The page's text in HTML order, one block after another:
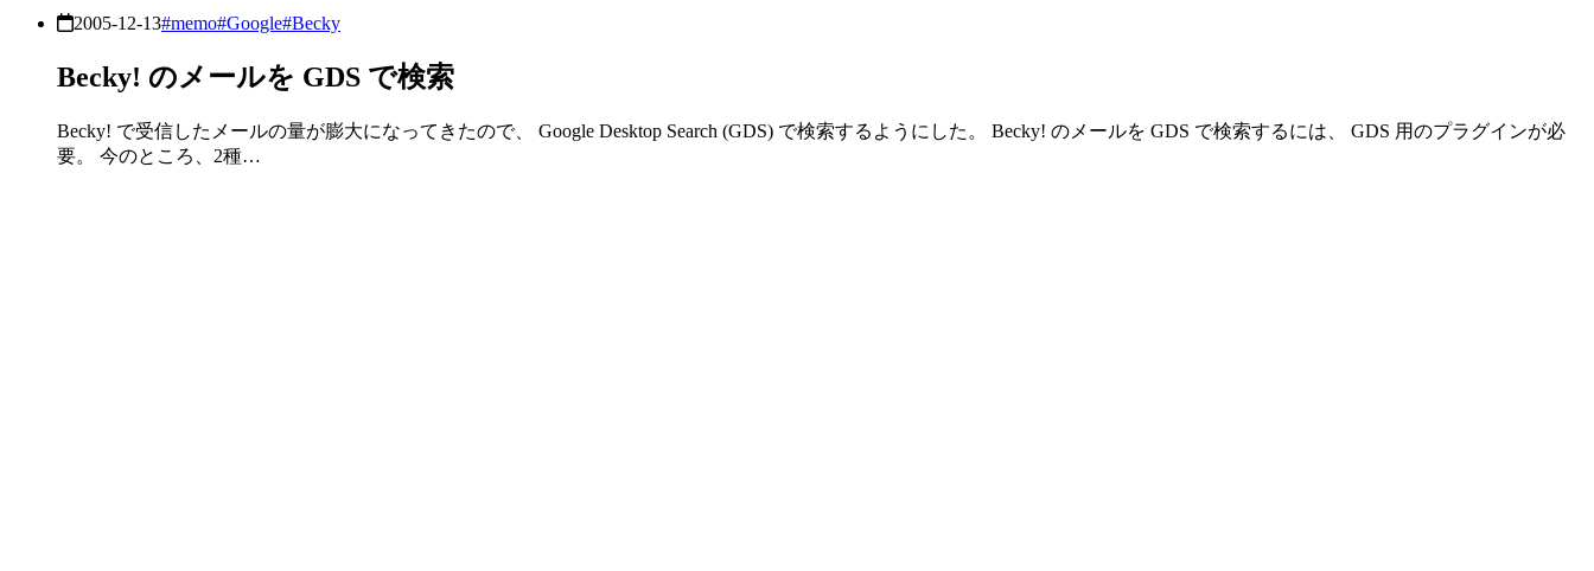
2005-12-13#memo#Google#Becky
Becky! のメールを GDS で検索
Becky! で受信したメールの量が膨大になってきたので、 Google Desktop Search (GDS) で検索するようにした。 Becky! のメールを GDS で検索するには、 GDS 用のプラグインが必
要。 今のところ、2種…